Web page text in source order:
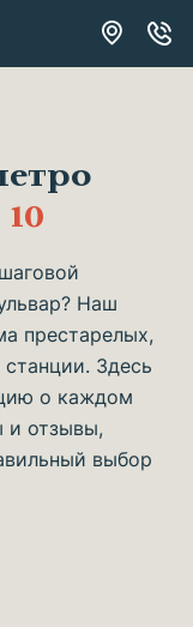
10
Наш
престарелых,
Здесь
о каждом
и отзывы,
выбор